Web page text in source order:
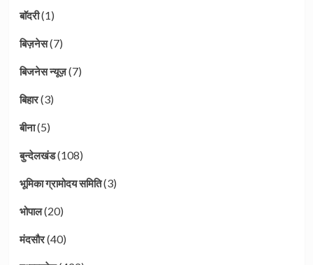
बाॅदरी(1)
बिज़नेस(7)
बिजनेस न्यूज़(7)
बिहार(3)
बीना(5)
बुन्देलखंड(108)
भूमिका ग्रामोदय समिति(3)
भोपाल(20)
मंदसौर(40)